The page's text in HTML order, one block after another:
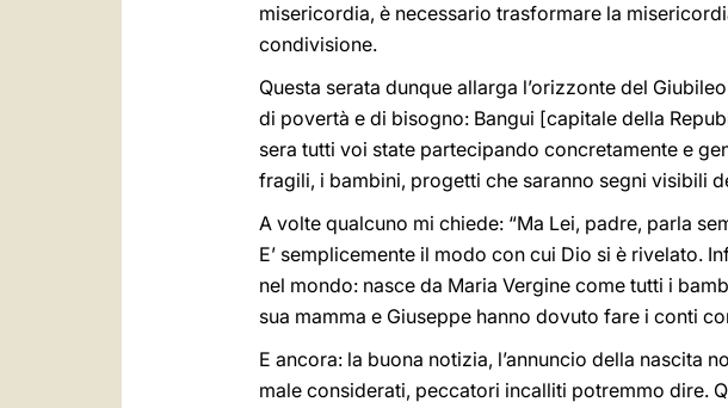
misericordia, è necessario trasformare la
condivisione.
Questa serata dunque allarga l’orizzonte del
di povertà e di bisogno: Bangui [capitale della
sera tutti voi state partecipando concretamente e
fragili, i bambini, progetti che saranno segni visibili
A volte qualcuno mi chiede: “Ma Lei, padre, parla
E’ semplicemente il modo con cui Dio si è rivelato.
nel mondo: nasce da Maria Vergine come tutti i
sua mamma e Giuseppe hanno dovuto fare i conti
E ancora: la buona notizia, l’annuncio della nascita
male considerati, peccatori incalliti potremmo dire.